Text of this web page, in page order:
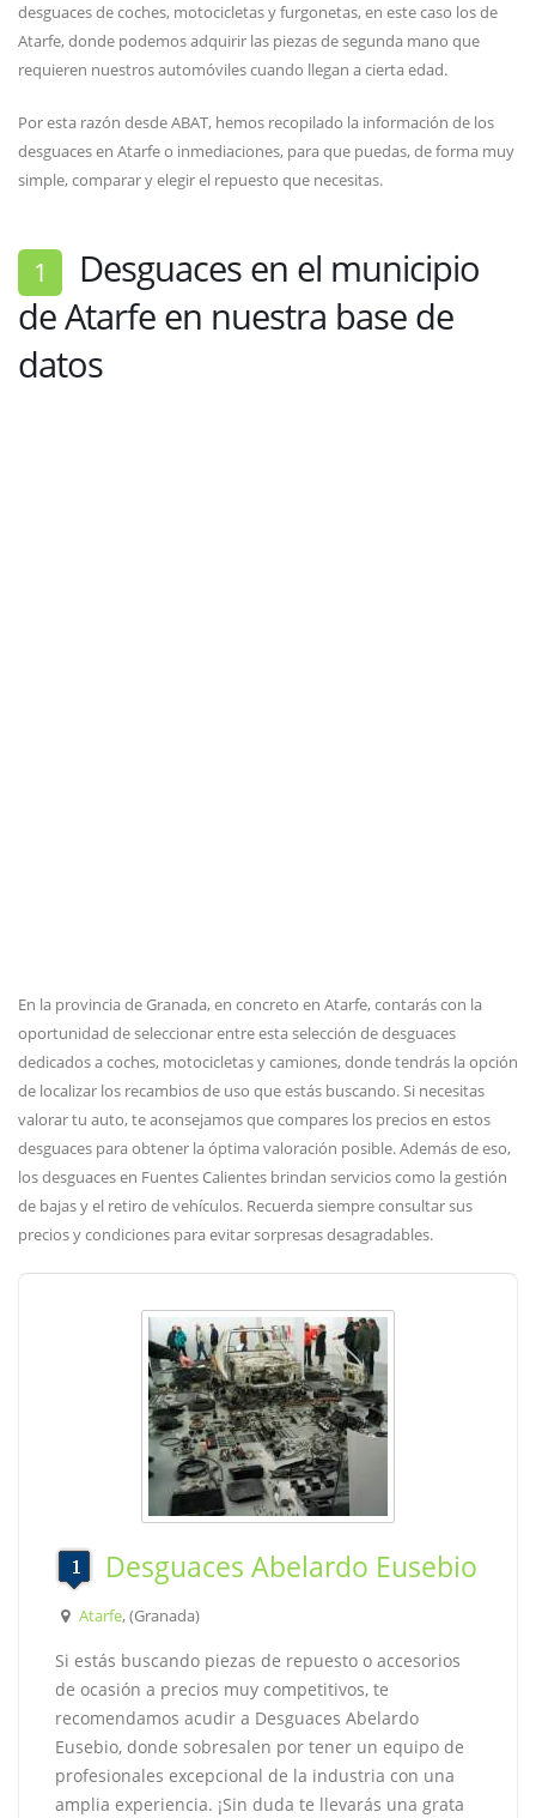
desguaces de coches, motocicletas y furgonetas, en este caso los de
Atarfe, donde podemos adquirir las piezas de segunda mano que
requieren nuestros automóviles cuando llegan a cierta edad.
Por esta razón desde ABAT, hemos recopilado la información de los
desguaces en Atarfe o inmediaciones, para que puedas, de forma muy
simple, comparar y elegir el repuesto que necesitas.
1 Desguaces en el municipio
de Atarfe en nuestra base de
datos
En la provincia de Granada, en concreto en Atarfe, contarás con la
oportunidad de seleccionar entre esta selección de desguaces
dedicados a coches, motocicletas y camiones, donde tendrás la opción
de localizar los recambios de uso que estás buscando. Si necesitas
valorar tu auto, te aconsejamos que compares los precios en estos
desguaces para obtener la óptima valoración posible. Además de eso,
los desguaces en Fuentes Calientes brindan servicios como la gestión
de bajas y el retiro de vehículos. Recuerda siempre consultar sus
precios y condiciones para evitar sorpresas desagradables.
Desguaces Abelardo Eusebio
Atarfe, (Granada)
Si estás buscando piezas de repuesto o accesorios
de ocasión a precios muy competitivos, te
recomendamos acudir a Desguaces Abelardo
Eusebio, donde sobresalen por tener un equipo de
profesionales excepcional de la industria con una
amplia experiencia. ¡Sin duda te llevarás una grata